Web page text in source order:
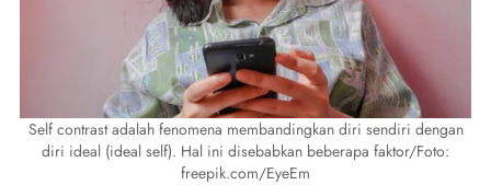
Self contrast adalah fenomena membandingkan diri sendiri dengan
diri ideal (ideal self). Hal ini disebabkan beberapa faktor/Foto:
freepik.com/EyeEm